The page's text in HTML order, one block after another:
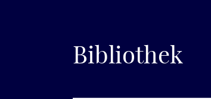
BDZVplus
Bibliothek